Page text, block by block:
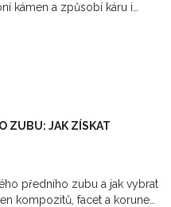
kámen a způsobí káru i
ZUBU: JAK ZÍSKAT
předního zubu a jak vybrat
kompozitů, facet a korunek